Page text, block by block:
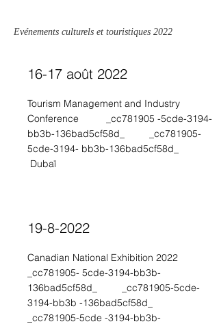
Evénements culturels et touristiques 2022
16-17 août 2022
Tourism Management and Industry
Conference _cc781905 -5cde-3194-
bb3b-136bad5cf58d_ _cc781905-
5cde-3194- bb3b-136bad5cf58d_
Dubaï
19-8-2022
Canadian National Exhibition 2022
_cc781905- 5cde-3194-bb3b-
136bad5cf58d_ _cc781905-5cde-
3194-bb3b -136bad5cf58d_
_cc781905-5cde -3194-bb3b-